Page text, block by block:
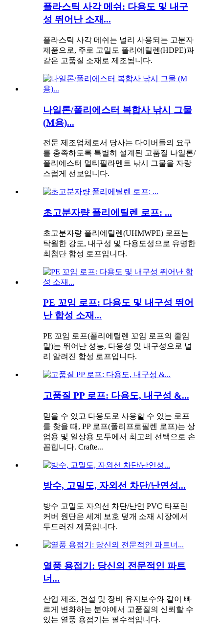
플라스틱 사각 메쉬: 다용도 및 내구
성 뛰어난 소재...
플라스틱 사각 메쉬는 널리 사용되는 고분자
제품으로, 주로 고밀도 폴리에틸렌(HDPE)과
같은 고품질 소재로 제조됩니다.
나일론/폴리에스터 복합사 낚시 그물
(M용)...
전문 제조업체로서 당사는 다이버들의 요구
를 충족하도록 특별히 설계된 고품질 나일론/
폴리에스터 멀티필라멘트 낚시 그물을 자랑
스럽게 선보입니다.
초고분자량 폴리에틸렌 로프: ...
초고분자량 폴리에틸렌(UHMWPE) 로프는
탁월한 강도, 내구성 및 다용도성으로 유명한
최첨단 합성 로프입니다.
PE 꼬임 로프: 다용도 및 내구성 뛰어
난 합성 소재...
PE 꼬임 로프(폴리에틸렌 꼬임 로프의 줄임
말)는 뛰어난 성능, 다용성 및 내구성으로 널
리 알려진 합성 로프입니다.
고품질 PP 로프: 다용도, 내구성 &...
믿을 수 있고 다용도로 사용할 수 있는 로프
를 찾을 때, PP 로프(폴리프로필렌 로프)는 상
업용 및 일상용 모두에서 최고의 선택으로 손
꼽힙니다. Crafte...
방수, 고밀도, 자외선 차단/난연성...
방수 고밀도 자외선 차단/난연 PVC 타포린
커버 원단은 세계 보호 덮개 소재 시장에서
두드러진 제품입니다.
열풍 용접기: 당신의 전문적인 파트
너...
산업 제조, 건설 및 장비 유지보수와 같이 빠
르게 변화하는 분야에서 고품질의 신뢰할 수
있는 열풍 용접기는 필수적입니다.